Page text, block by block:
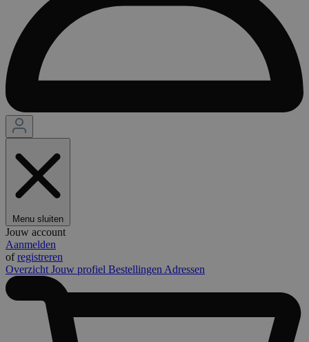
Menu sluiten
Jouw account
Aanmelden
ofregistreren
Overzicht Jouw profiel Bestellingen Adressen